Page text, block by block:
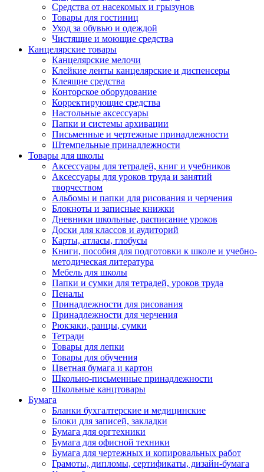
Средства от насекомых и грызунов
Товары для гостиниц
Уход за обувью и одеждой
Чистящие и моющие средства
Канцелярские товары
Канцелярские мелочи
Клейкие ленты канцелярские и диспенсеры
Клеящие средства
Конторское оборудование
Корректирующие средства
Настольные аксессуары
Папки и системы архивации
Письменные и чертежные принадлежности
Штемпельные принадлежности
Товары для школы
Аксессуары для тетрадей, книг и учебников
Аксессуары для уроков труда и занятий
творчеством
Альбомы и папки для рисования и черчения
Блокноты и записные книжки
Дневники школьные, расписание уроков
Доски для классов и аудиторий
Карты, атласы, глобусы
Книги, пособия для подготовки к школе и учебно-
методическая литература
Мебель для школы
Папки и сумки для тетрадей, уроков труда
Пеналы
Принадлежности для рисования
Принадлежности для черчения
Рюкзаки, ранцы, сумки
Тетради
Товары для лепки
Товары для обучения
Цветная бумага и картон
Школьно-письменные принадлежности
Школьные канцтовары
Бумага
Бланки бухгалтерские и медицинские
Блоки для записей, закладки
Бумага для оргтехники
Бумага для офисной техники
Бумага для чертежных и копировальных работ
Грамоты, дипломы, сертификаты, дизайн-бумага